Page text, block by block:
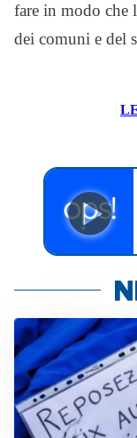
fare in modo che
dei comuni e del